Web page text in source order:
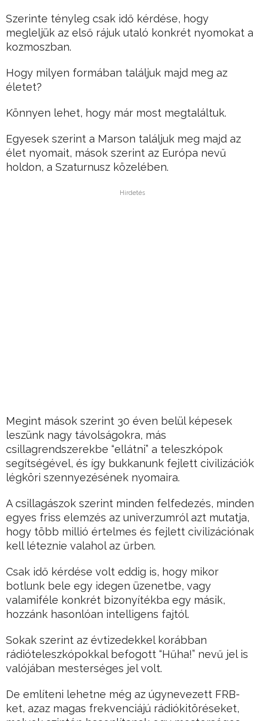
Szerinte tényleg csak idő kérdése, hogy
megleljük az első rájuk utaló konkrét nyomokat a
kozmoszban.
Hogy milyen formában találjuk majd meg az
életet?
Könnyen lehet, hogy már most megtaláltuk.
Egyesek szerint a Marson találjuk meg majd az
élet nyomait, mások szerint az Európa nevű
holdon, a Szaturnusz közelében.
Hirdetés
Megint mások szerint 30 éven belül képesek
leszünk nagy távolságokra, más
csillagrendszerekbe “ellátni” a teleszkópok
segítségével, és így bukkanunk fejlett civilizációk
légköri szennyezésének nyomaira.
A csillagászok szerint minden felfedezés, minden
egyes friss elemzés az univerzumról azt mutatja,
hogy több millió értelmes és fejlett civilizációnak
kell léteznie valahol az űrben.
Csak idő kérdése volt eddig is, hogy mikor
botlunk bele egy idegen üzenetbe, vagy
valamiféle konkrét bizonyítékba egy másik,
hozzánk hasonlóan intelligens fajtól.
Sokak szerint az évtizedekkel korábban
rádióteleszkópokkal befogott “Hűha!” nevű jel is
valójában mesterséges jel volt.
De említeni lehetne még az úgynevezett FRB-
ket, azaz magas frekvenciájú rádiókitöréseket,